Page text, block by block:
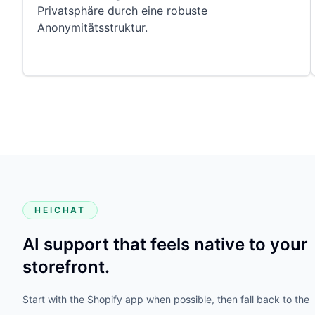
Privatsphäre durch eine robuste
Anonymitätsstruktur.
HEICHAT
AI support that feels native to your
storefront.
Start with the Shopify app when possible, then fall back to the